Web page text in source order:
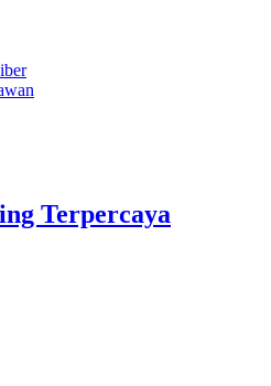
Terpercaya